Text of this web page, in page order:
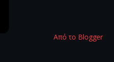
Από το Blogger